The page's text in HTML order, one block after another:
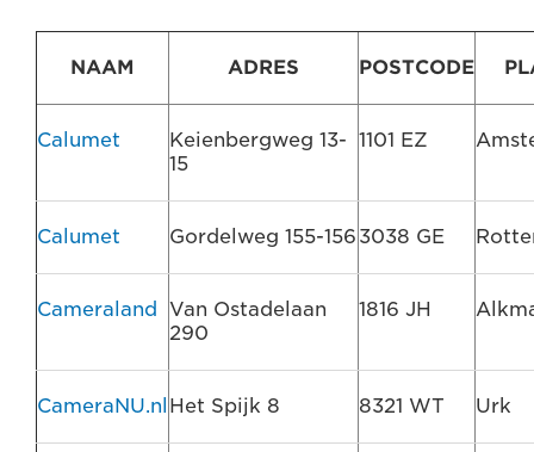
NAAM ADRES POSTCODE
Calumet
Keienbergweg 13-
15
1101 EZ
Calumet Gordelweg 155-156 3038 GE
Cameraland
Van Ostadelaan
290
1816 JH
CameraNU.nl Het Spijk 8 8321 WT Urk